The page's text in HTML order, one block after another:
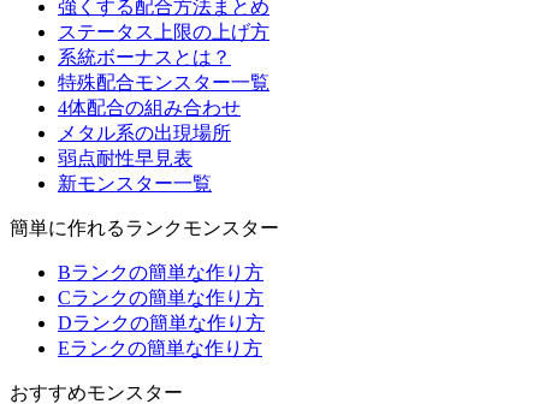
強くする配合方法まとめ
ステータス上限の上げ方
系統ボーナスとは？
特殊配合モンスター一覧
4体配合の組み合わせ
メタル系の出現場所
弱点耐性早見表
新モンスター一覧
簡単に作れるランクモンスター
Bランクの簡単な作り方
Cランクの簡単な作り方
Dランクの簡単な作り方
Eランクの簡単な作り方
おすすめモンスター